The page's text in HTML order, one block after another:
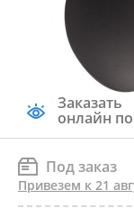
Заказать
онлайн
Под заказ
Привезем к 21